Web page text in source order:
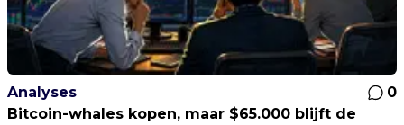
Analyses
0
Bitcoin-whales kopen, maar $65.000 blijft de